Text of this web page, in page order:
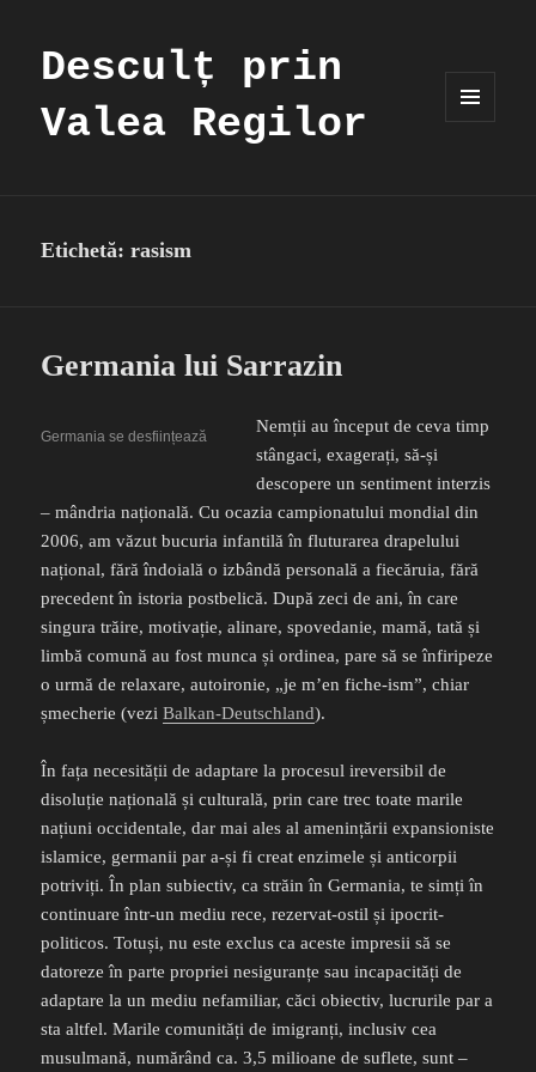
Desculț prin
Valea Regilor
Etichetă:rasism
Germania lui Sarrazin
Germania se desființează
Nemții au început de ceva timp
stângaci, exagerați, să-și
descopere un sentiment interzis
– mândria națională. Cu ocazia campionatului mondial din
2006, am văzut bucuria infantilă în fluturarea drapelului
național, fără îndoială o izbândă personală a fiecăruia, fără
precedent în istoria postbelică. După zeci de ani, în care
singura trăire, motivație, alinare, spovedanie, mamă, tată și
limbă comună au fost munca și ordinea, pare să se înfiripeze
o urmă de relaxare, autoironie, „je m’en fiche-ism”, chiar
șmecherie (veziBalkan-Deutschland).
În fața necesității de adaptare la procesul ireversibil de
disoluție națională și culturală, prin care trec toate marile
națiuni occidentale, dar mai ales al amenințării expansioniste
islamice, germanii par a-și fi creat enzimele și anticorpii
potriviți. În plan subiectiv, ca străin în Germania, te simți în
continuare într-un mediu rece, rezervat-ostil și ipocrit-
politicos. Totuși, nu este exclus ca aceste impresii să se
datoreze în parte propriei nesiguranțe sau incapacități de
adaptare la un mediu nefamiliar, căci obiectiv, lucrurile par a
sta altfel. Marile comunități de imigranți, inclusiv cea
musulmană, numărând ca. 3,5 milioane de suflete, sunt –